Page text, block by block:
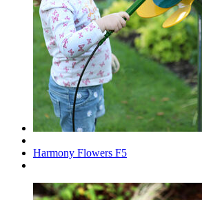
Harmony Flowers F5